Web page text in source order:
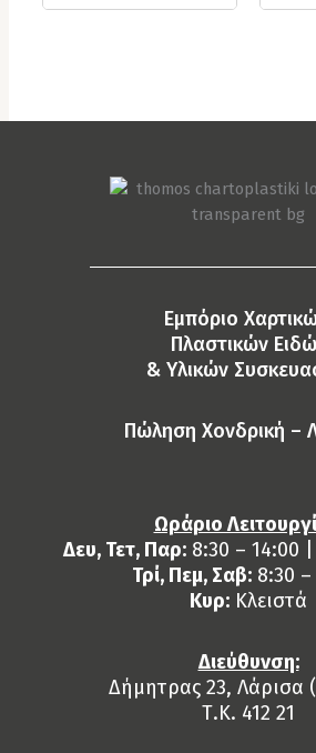
Eμπόριο
Πλαστικών
& Yλικών
Πώληση Χονδρική –
Ωράριο
Δευ, Τετ, Παρ: 8:30 – 14:00
Τρί, Πεμ, Σαβ: 8:30
Κυρ: Κλειστά
Διεύθυνση:
Δήμητρας 23, Λάρισα
Τ.Κ. 412 21